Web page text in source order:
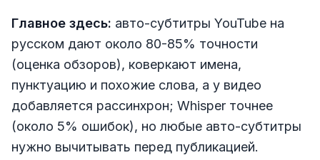
Главное здесь: авто-субтитры YouTube на
русском дают около 80-85% точности
(оценка обзоров), коверкают имена,
пунктуацию и похожие слова, а у видео
добавляется рассинхрон; Whisper точнее
(около 5% ошибок), но любые авто-субтитры
нужно вычитывать перед публикацией.